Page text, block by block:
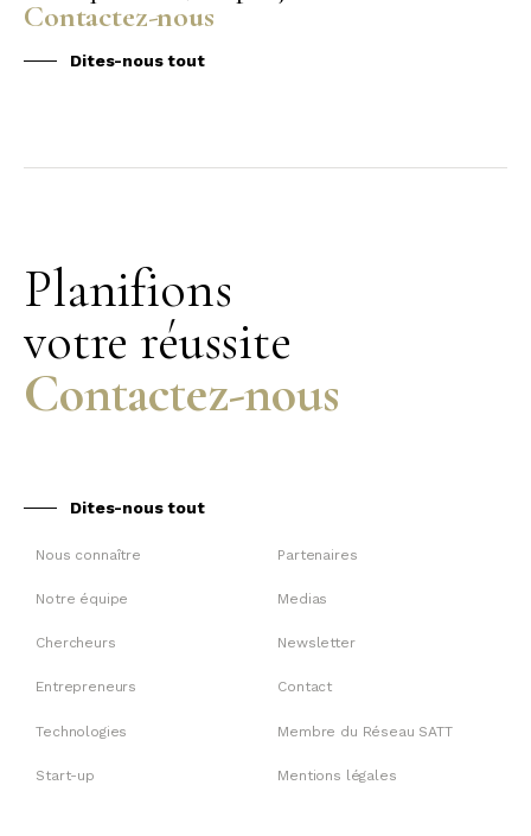
Contactez-nous
Dites-nous tout
Planifions
votre réussite
Contactez-nous
Dites-nous tout
Nous connaître
Notre équipe
Chercheurs
Entrepreneurs
Technologies
Start-up
Partenaires
Medias
Newsletter
Contact
Membre du Réseau SATT
Mentions légales